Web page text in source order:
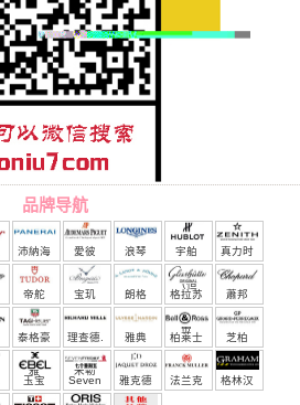
品牌导航
沛納海 愛彼 浪琴 宇舶
（恒
宝）
真力时
帝舵 宝玑 朗格 格拉苏
蒂
蕭邦
泰格豪
雅
理查德.
米勒
雅典 柏莱士 芝柏
玉宝 Seven 雅克德 法兰克 格林汉